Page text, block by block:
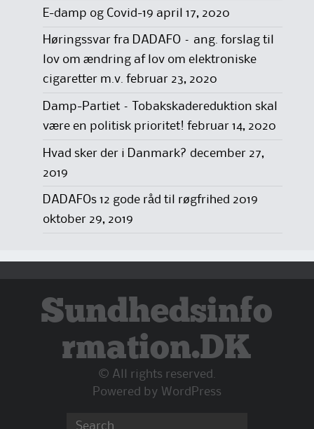
E-damp og Covid-19 april 17, 2020
Høringssvar fra DADAFO – ang. forslag til
lov om ændring af lov om elektroniske
cigaretter m.v. februar 23, 2020
Damp-Partiet – Tobakskadereduktion skal
være en politisk prioritet! februar 14, 2020
Hvad sker der i Danmark? december 27,
2019
DADAFOs 12 gode råd til røgfrihed 2019
oktober 29, 2019
Sundhedsinfo
rmation.DK
© All rights reserved.
Powered by WordPress
Search